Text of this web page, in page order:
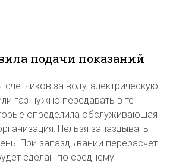
подачи показаний
счетчиков за воду, электрическую
газ нужно передавать в те
определила обслуживающая
Нельзя запаздывать
При запаздывании перерасчет
сделан по среднему